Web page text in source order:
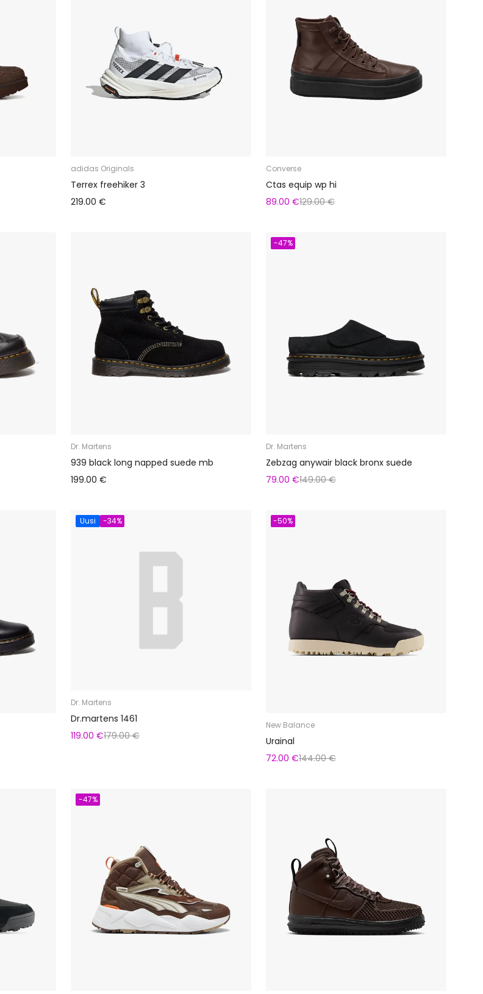
adidas Originals
Terrex freehiker 3
219.00 €
Converse
Ctas equip wp hi
89.00 €129.00 €
Dr. Martens
939 black long napped suede mb
199.00 €
-47%
Dr. Martens
Zebzag anywair black bronx suede
79.00 €149.00 €
Uusi -34%
Dr. Martens
Dr.martens 1461
119.00 €179.00 €
-50%
New Balance
Urainal
72.00 €144.00 €
-47%